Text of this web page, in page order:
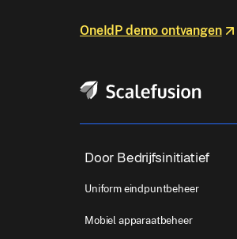
OneIdP demo ontvangen
Door Bedrijfsinitiatief
Uniform eindpuntbeheer
Mobiel apparaatbeheer